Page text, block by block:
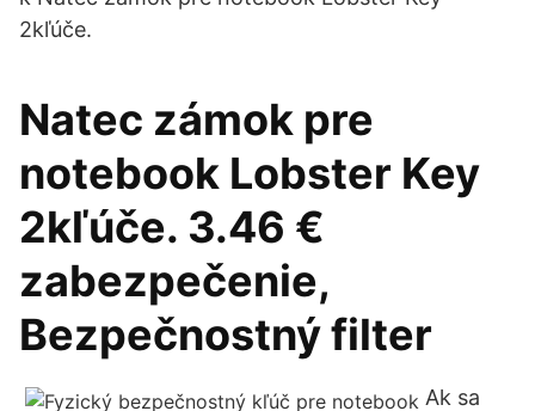
2kľúče.
Natec zámok pre
notebook Lobster Key
2kľúče. 3.46 €
zabezpečenie,
Bezpečnostný filter
Ak sa